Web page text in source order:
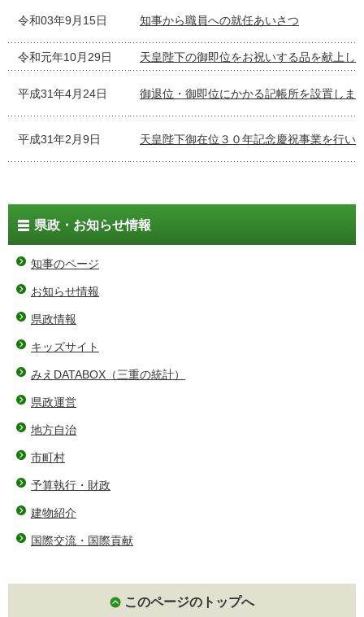
令和03年9月15日 知事から職員への就任あいさつ
令和元年10月29日 天皇陛下の御即位をお祝いする品を献上し
平成31年4月24日 御退位・御即位にかかる記帳所を設置しま
平成31年2月9日 天皇陛下御在位３０年記念慶祝事業を行い
県政・お知らせ情報
知事のページ
お知らせ情報
県政情報
キッズサイト
みえDATABOX（三重の統計）
県政運営
地方自治
市町村
予算執行・財政
建物紹介
国際交流・国際貢献
このページのトップへ